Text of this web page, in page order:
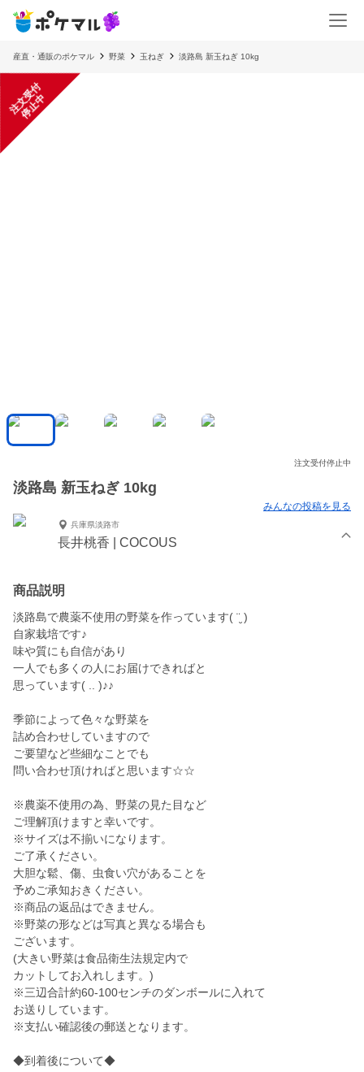
産直・通販のポケマル 野菜 玉ねぎ 淡路島 新玉ねぎ 10kg
注
文
受
付
停
止
中
注文受付停止中
淡路島 新玉ねぎ 10kg
みんなの投稿を見る
兵庫県淡路市
長井桃香 | COCOUS
商品説明
淡路島で農薬不使用の野菜を作っています( ¨̮ )
自家栽培です♪
味や質にも自信があり
一人でも多くの人にお届けできればと
思っています( .. )♪♪
季節によって色々な野菜を
詰め合わせしていますので
ご要望など些細なことでも
問い合わせ頂ければと思います☆☆
※農薬不使用の為、野菜の見た目など
ご理解頂けますと幸いです。
※サイズは不揃いになります。
ご了承ください。
大胆な鬆、傷、虫食い穴があることを
予めご承知おきください。
※商品の返品はできません。
※野菜の形などは写真と異なる場合も
ございます。
(大きい野菜は食品衛生法規定内で
カットしてお入れします。)
※三辺合計約60-100センチのダンボールに入れて
お送りしています。
※支払い確認後の郵送となります。
◆到着後について◆